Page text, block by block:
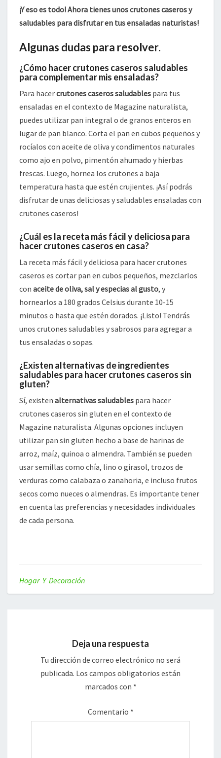
¡Y eso es todo! Ahora tienes unos crutones caseros y
saludables para disfrutar en tus ensaladas naturistas!
Algunas dudas para resolver.
¿Cómo hacer crutones caseros saludables
para complementar mis ensaladas?
Para hacercrutones caseros saludables para tus
ensaladas en el contexto de Magazine naturalista,
puedes utilizar pan integral o de granos enteros en
lugar de pan blanco. Corta el pan en cubos pequeños y
rocíalos con aceite de oliva y condimentos naturales
como ajo en polvo, pimentón ahumado y hierbas
frescas. Luego, hornea los crutones a baja
temperatura hasta que estén crujientes. ¡Así podrás
disfrutar de unas deliciosas y saludables ensaladas con
crutones caseros!
¿Cuál es la receta más fácil y deliciosa para
hacer crutones caseros en casa?
La receta más fácil y deliciosa para hacer crutones
caseros es cortar pan en cubos pequeños, mezclarlos
con aceite de oliva, sal y especias al gusto, y
hornearlos a 180 grados Celsius durante 10-15
minutos o hasta que estén dorados. ¡Listo! Tendrás
unos crutones saludables y sabrosos para agregar a
tus ensaladas o sopas.
¿Existen alternativas de ingredientes
saludables para hacer crutones caseros sin
gluten?
Sí, existen alternativas saludables para hacer
crutones caseros sin gluten en el contexto de
Magazine naturalista. Algunas opciones incluyen
utilizar pan sin gluten hecho a base de harinas de
arroz, maíz, quinoa o almendra. También se pueden
usar semillas como chía, lino o girasol, trozos de
verduras como calabaza o zanahoria, e incluso frutos
secos como nueces o almendras. Es importante tener
en cuenta las preferencias y necesidades individuales
de cada persona.
Hogar Y Decoración
Deja una respuesta
Tu dirección de correo electrónico no será
publicada. Los campos obligatorios están
marcados con *
Comentario *